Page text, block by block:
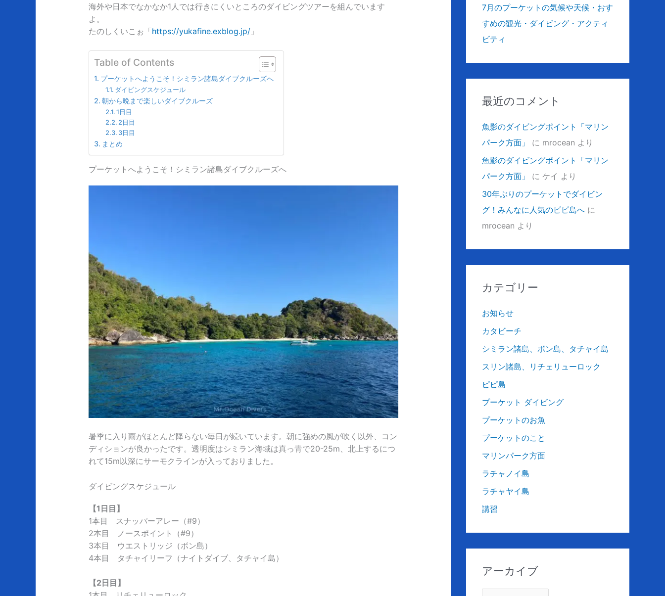
海外や日本でなかなか1人では行きにくいところのダイビングツアーを組んでいます
よ。
たのしくいこぉ「https://yukafine.exblog.jp/」
Table of Contents
プーケットへようこそ！シミラン諸島ダイブクルーズへ
ダイビングスケジュール
朝から晩まで楽しいダイブクルーズ
1日目
2日目
3日目
まとめ
プーケットへようこそ！シミラン諸島ダイブクルーズへ
暑季に入り雨がほとんど降らない毎日が続いています。朝に強めの風が吹く以外、コン
ディションが良かったです。透明度はシミラン海域は真っ青で20-25m、北上するにつ
れて15m以深にサーモクラインが入っておりました。
ダイビングスケジュール
【1日目】
1本目 スナッパーアレー（#9）
2本目 ノースポイント（#9）
3本目 ウエストリッジ（ボン島）
4本目 タチャイリーフ（ナイトダイブ、タチャイ島）
【2日目】
7月のプーケットの気候や天候・おす
すめの観光・ダイビング・アクティ
ビティ
最近のコメント
魚影のダイビングポイント「マリン
パーク方面」
に mrocean より
魚影のダイビングポイント「マリン
パーク方面」
に ケイ より
30年ぶりのプーケットでダイビン
グ！みんなに人気のピピ島へ に
mrocean より
カテゴリー
お知らせ
カタビーチ
シミラン諸島、ボン島、タチャイ島
スリン諸島、リチェリューロック
ピピ島
プーケット ダイビング
プーケットのお魚
プーケットのこと
マリンパーク方面
ラチャノイ島
ラチャヤイ島
講習
アーカイブ